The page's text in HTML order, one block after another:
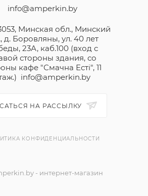
info@amperkin.by
Минская обл., Минский
д. Боровляны, ул. 40 лет
23А, каб.100 (вход с
стороны здания, со
кафе "Смачна Естi", 11
info@amperkin.by
НА РАССЫЛКУ
КОНФИДЕНЦИАЛЬНОСТИ
- интернет-магазин